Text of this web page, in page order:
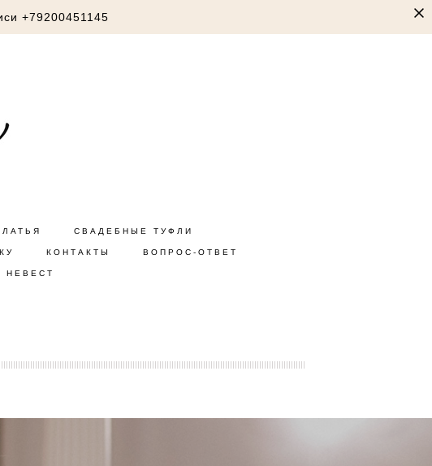
+79200451145
СВАДЕБНЫЕ ТУФЛИ
КОНТАКТЫ ВОПРОС-ОТВЕТ
НЕВЕСТ